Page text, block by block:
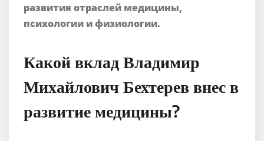
развития отраслей медицины,
психологии и физиологии.
Какой вклад Владимир
Михайлович Бехтерев внес в
развитие медицины?